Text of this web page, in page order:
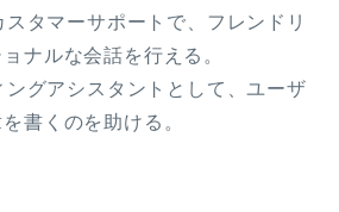
タマーサポートで、フレンドリ
ナルな会話を行える。
グアシスタントとして、ユーザ
書くのを助ける。